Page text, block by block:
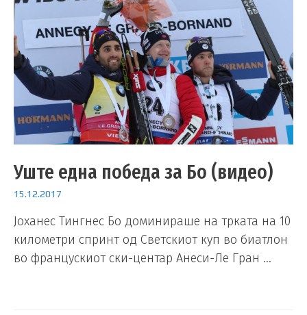
Уште една победа за Бо (видео)
15.12.2017
Јоханес Тингнес Бо доминираше на трката на 10
километри спринт од Светскиот куп во биатлон
во францускиот ски-центар Анеси-Ле Гран …